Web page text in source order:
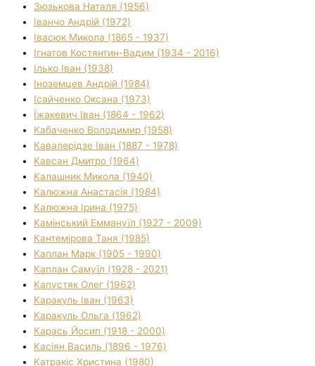
Зюзькова Наталя (1956)
Іванчо Андрій (1972)
Івасюк Микола (1865 - 1937)
Ігнатов Костянтин-Вадим (1934 - 2016)
Ілько Іван (1938)
Іноземцев Андрій (1984)
Ісайченко Оксана (1973)
Їжакевич Іван (1864 - 1962)
Кабаченко Володимир (1958)
Кавалерідзе Іван (1887 - 1978)
Кавсан Дмитро (1964)
Калашник Микола (1940)
Калюжна Анастасія (1984)
Калюжна Ірина (1975)
Камінський Еммануїл (1927 - 2009)
Кантемірова Таня (1985)
Каплан Марк (1905 - 1990)
Каплан Самуїл (1928 - 2021)
Капустяк Олег (1962)
Каракуль Іван (1963)
Каракуль Ольга (1962)
Карась Йосип (1918 - 2000)
Касіян Василь (1896 - 1976)
Катракіс Христина (1980)